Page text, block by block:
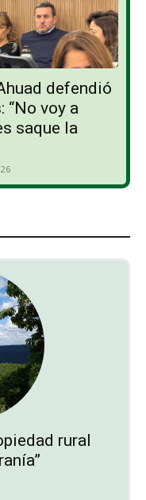
defendió
“No voy a
saque la
rural